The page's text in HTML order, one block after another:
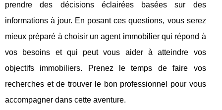
prendre des décisions éclairées basées sur des
informations à jour. En posant ces questions, vous serez
mieux préparé à choisir un agent immobilier qui répond à
vos besoins et qui peut vous aider à atteindre vos
objectifs immobiliers. Prenez le temps de faire vos
recherches et de trouver le bon professionnel pour vous
accompagner dans cette aventure.